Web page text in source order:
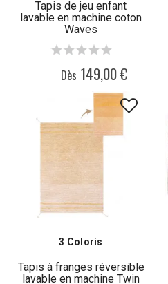
Tapis de jeu enfant
lavable en machine coton
Waves
Dès 149,00 €
3 Coloris
Tapis à franges réversible
lavable en machine Twin